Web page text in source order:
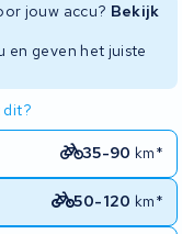
jouw accu? Bekijk
en geven het juiste
dit?
35-90 km*
50-120 km*